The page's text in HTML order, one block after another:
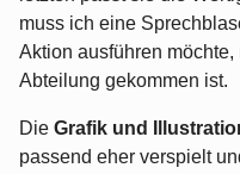
muss ich eine
Aktion ausführen
Abteilung gekommen ist.
Die Grafik und
passend eher verspielt